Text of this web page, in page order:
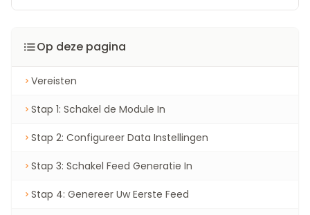
Op deze pagina
Vereisten
Stap 1: Schakel de Module In
Stap 2: Configureer Data Instellingen
Stap 3: Schakel Feed Generatie In
Stap 4: Genereer Uw Eerste Feed